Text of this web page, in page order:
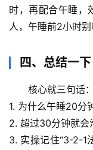
谣
求
真
时，再配合午睡
人，午睡前2小时别
四、总结一下
核心就三句话：
1. 为什么午睡20分
2. 超过30分钟就会
3. 实操记住“3-2-1